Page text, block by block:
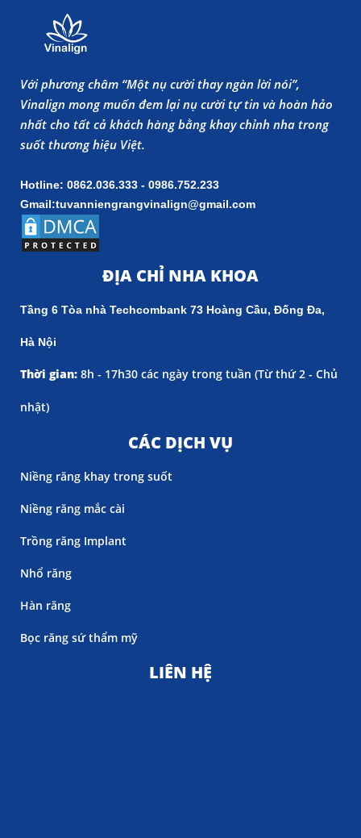
Với phương châm “Một nụ cười thay ngàn lời nói”,
Vinalign mong muốn đem lại nụ cười tự tin và hoàn hảo
nhất cho tất cả khách hàng bằng khay chỉnh nha trong
suốt thương hiệu Việt.
Hotline: 0862.036.333 - 0986.752.233
Gmail:tuvanniengrangvinalign@gmail.com
ĐỊA CHỈ NHA KHOA
Tầng 6 Tòa nhà Techcombank 73 Hoàng Cầu, Đống Đa,
Hà Nội
Thời gian: 8h - 17h30 các ngày trong tuần (Từ thứ 2 - Chủ
nhật)
CÁC DỊCH VỤ
Niềng răng khay trong suốt
Niềng răng mắc cài
Trồng răng Implant
Nhổ răng
Hàn răng
Bọc răng sứ thẩm mỹ
LIÊN HỆ